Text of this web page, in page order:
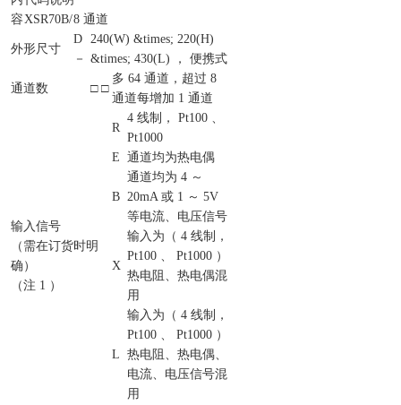
容 XSR70B/8 通道
外形尺寸
D
－
240(W) &times; 220(H)
&times; 430(L) ， 便携式
通道数 □ □
多 64 通道，超过 8
通道每增加 1 通道
输入信号
（需在订货时明
确）
（注 1 ）
R
4 线制， Pt100 、
Pt1000
E 通道均为热电偶
B
通道均为 4 ～
20mA 或 1 ～ 5V
等电流、电压信号
X
输入为（ 4 线制，
Pt100 、 Pt1000 ）
热电阻、热电偶混
用
L
输入为（ 4 线制，
Pt100 、 Pt1000 ）
热电阻、热电偶、
电流、电压信号混
用